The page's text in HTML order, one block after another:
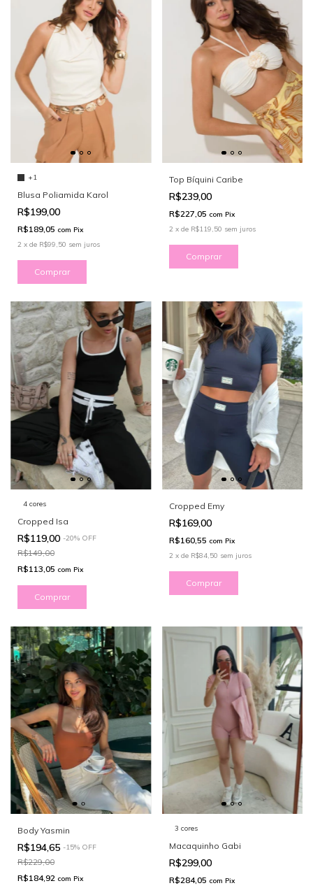
+1
Blusa Poliamida Karol
R$199,00
R$189,05 com Pix
2 x de R$99,50 sem juros
Comprar
Top Bíquini Caribe
R$239,00
R$227,05 com Pix
2 x de R$119,50 sem juros
Comprar
4 cores
Cropped Isa
R$119,00 -20% OFF
R$149,00
R$113,05 com Pix
Comprar
Cropped Emy
R$169,00
R$160,55 com Pix
2 x de R$84,50 sem juros
Comprar
Body Yasmin
R$194,65 -15% OFF
R$229,00
R$184,92 com Pix
3 cores
Macaquinho Gabi
R$299,00
R$284,05 com Pix